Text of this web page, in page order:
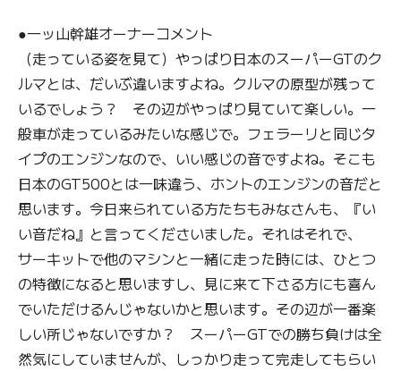
●一ッ山幹雄オーナーコメント
（走っている姿を見て）やっぱり日本のスーパーGTのク
ルマとは、だいぶ違いますよね。クルマの原型が残って
いるでしょう？ その辺がやっぱり見ていて楽しい。一
般車が走っているみたいな感じで。フェラーリと同じタ
イプのエンジンなので、いい感じの音ですよね。そこも
日本のGT500とは一味違う、ホントのエンジンの音だと
思います。今日来られている方たちもみなさんも、『い
い音だね』と言ってくださいました。それはそれで、
サーキットで他のマシンと一緒に走った時には、ひとつ
の特徴になると思いますし、見に来て下さる方にも喜ん
でいただけるんじゃないかと思います。その辺が一番楽
しい所じゃないですか？ スーパーGTでの勝ち負けは全
然気にしていませんが、しっかり走って完走してもらい